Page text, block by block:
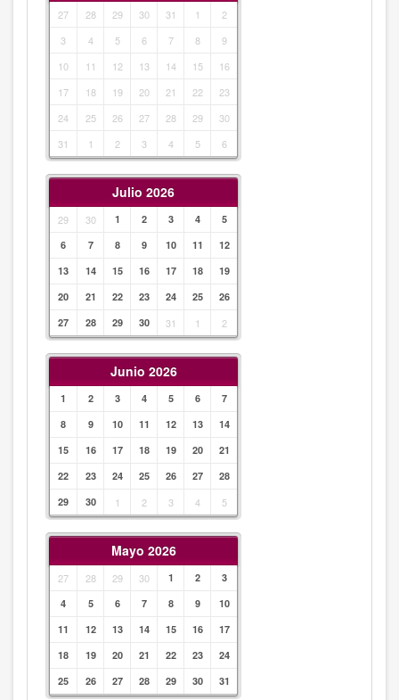
27 28 29 30 31 1
2
3
4 5 6 7 8
9
10
11 12 13 14 15
16
17
18 19 20 21 22
23
24
25 26 27 28 29
30
31
1 2 3 4 5 6
Julio 2026
29 30 1 2 3 4
5
6
7 8 9 10 11
12
13
14 15 16 17 18
19
20
21 22 23 24 25
26
27
28 29 30 31 1 2
Junio 2026
1 2 3 4 5 6
7
8
9 10 11 12 13
14
15
16 17 18 19 20
21
22
23 24 25 26 27
28
29
30 1 2 3 4 5
Mayo 2026
27 28 29 30 1 2
3
4
5 6 7 8 9
10
11
12 13 14 15 16
17
18
19 20 21 22 23
24
25
26 27 28 29 30 31